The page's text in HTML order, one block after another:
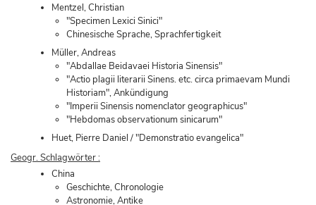
Mentzel, Christian
"Specimen Lexici Sinici"
Chinesische Sprache, Sprachfertigkeit
Müller, Andreas
"Abdallae Beidavaei Historia Sinensis"
"Actio plagii literarii Sinens. etc. circa primaevam Mundi
Historiam", Ankündigung
"Imperii Sinensis nomenclator geographicus"
"Hebdomas observationum sinicarum"
Huet, Pierre Daniel / "Demonstratio evangelica"
Geogr. Schlagwörter :
China
Geschichte, Chronologie
Astronomie, Antike